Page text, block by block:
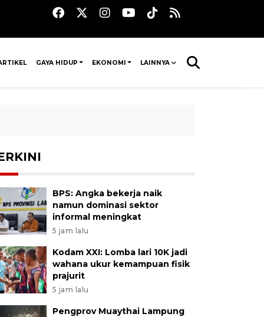
GAYA HIDUP EKONOMI LAINNYA
BPS: Angka bekerja naik
namun dominasi sektor
informal meningkat
5 jam lalu
Kodam XXI: Lomba lari 10K jadi
wahana ukur kemampuan fisik
prajurit
5 jam lalu
Pengprov Muaythai Lampung